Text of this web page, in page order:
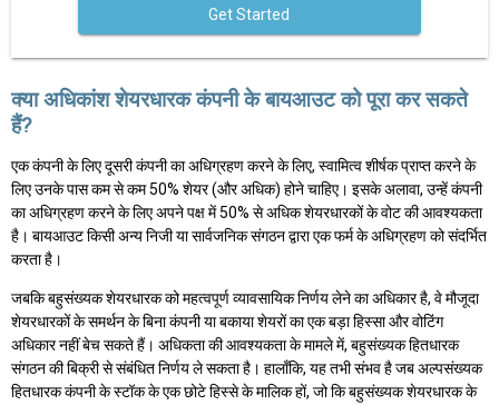
Get Started
क्या अधिकांश शेयरधारक कंपनी के बायआउट को पूरा कर सकते
हैं?
एक कंपनी के लिए दूसरी कंपनी का अधिग्रहण करने के लिए, स्वामित्व शीर्षक प्राप्त करने के
लिए उनके पास कम से कम 50% शेयर (और अधिक) होने चाहिए। इसके अलावा, उन्हें कंपनी
का अधिग्रहण करने के लिए अपने पक्ष में 50% से अधिक शेयरधारकों के वोट की आवश्यकता
है। बायआउट किसी अन्य निजी या सार्वजनिक संगठन द्वारा एक फर्म के अधिग्रहण को संदर्भित
करता है।
जबकि बहुसंख्यक शेयरधारक को महत्वपूर्ण व्यावसायिक निर्णय लेने का अधिकार है, वे मौजूदा
शेयरधारकों के समर्थन के बिना कंपनी या बकाया शेयरों का एक बड़ा हिस्सा और वोटिंग
अधिकार नहीं बेच सकते हैं। अधिकता की आवश्यकता के मामले में, बहुसंख्यक हितधारक
संगठन की बिक्री से संबंधित निर्णय ले सकता है। हालाँकि, यह तभी संभव है जब अल्पसंख्यक
हितधारक कंपनी के स्टॉक के एक छोटे हिस्से के मालिक हों, जो कि बहुसंख्यक शेयरधारक के